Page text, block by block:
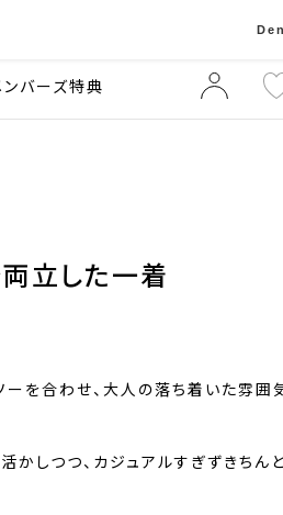
店舗一覧・来店
ンバーズ特典
立した一着
ーを合わせ、大人の落ち着いた雰囲
かしつつ、カジュアルすぎずきちん